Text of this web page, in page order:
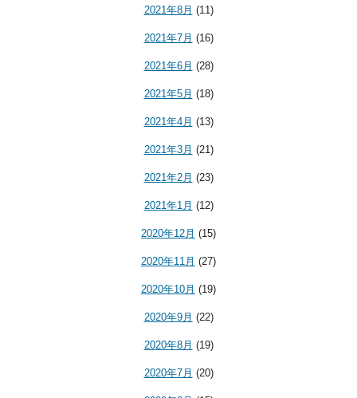
2021年8月 (11)
2021年7月 (16)
2021年6月 (28)
2021年5月 (18)
2021年4月 (13)
2021年3月 (21)
2021年2月 (23)
2021年1月 (12)
2020年12月 (15)
2020年11月 (27)
2020年10月 (19)
2020年9月 (22)
2020年8月 (19)
2020年7月 (20)